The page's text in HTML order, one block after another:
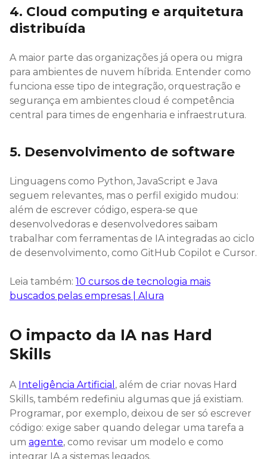
4. Cloud computing e arquitetura
distribuída
A maior parte das organizações já opera ou migra
para ambientes de nuvem híbrida. Entender como
funciona esse tipo de integração, orquestração e
segurança em ambientes cloud é competência
central para times de engenharia e infraestrutura.
5. Desenvolvimento de software
Linguagens como Python, JavaScript e Java
seguem relevantes, mas o perfil exigido mudou:
além de escrever código, espera-se que
desenvolvedoras e desenvolvedores saibam
trabalhar com ferramentas de IA integradas ao ciclo
de desenvolvimento, como GitHub Copilot e Cursor.
Leia também: 10 cursos de tecnologia mais
buscados pelas empresas | Alura
O impacto da IA nas Hard
Skills
A Inteligência Artificial , além de criar novas Hard
Skills, também redefiniu algumas que já existiam.
Programar, por exemplo, deixou de ser só escrever
código: exige saber quando delegar uma tarefa a
um agente, como revisar um modelo e como
integrar IA a sistemas legados.